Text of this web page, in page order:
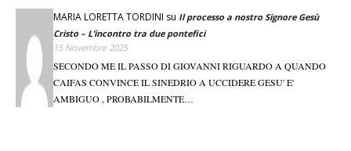
MARIA LORETTA TORDINI su Il processo a nostro Signore Gesù
Cristo – L’incontro tra due pontefici
15 Novembre 2025
SECONDO ME IL PASSO DI GIOVANNI RIGUARDO A QUANDO
CAIFAS CONVINCE IL SINEDRIO A UCCIDERE GESU' E'
AMBIGUO , PROBABILMENTE…